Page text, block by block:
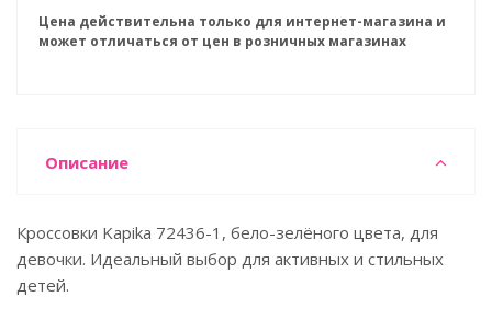
Цена действительна только для интернет-магазина и
может отличаться от цен в розничных магазинах
Описание
Кроссовки Kapika 72436-1, бело-зелёного цвета, для
девочки. Идеальный выбор для активных и стильных
детей.